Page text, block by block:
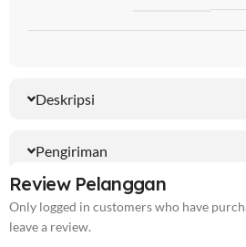
Deskripsi
Pengiriman
Review Pelanggan
Only logged in customers who have
leave a review.